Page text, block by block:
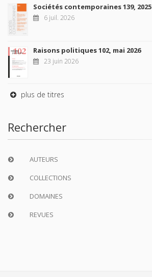
Sociétés contemporaines 139, 2025
6 juil. 2026
Raisons politiques 102, mai 2026
23 juin 2026
plus de titres
Rechercher
AUTEURS
COLLECTIONS
DOMAINES
REVUES